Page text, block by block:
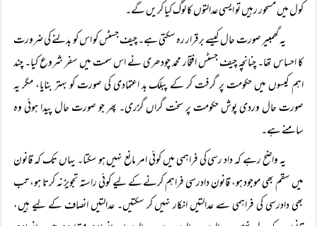
کول میں مسحور رہیں تو ایسی عدالتوں کا لوگ کیا کریں گے۔
یہ گھمبیر صورت حال کیسے برقرار رہ سکتی ہے۔ چیف جسٹس کو اس کو بدلنے کی ضرورت
کا احساس تھا۔ چنانچہ چیف جسٹس افتخار محمد چودھری نے اس سمت میں سفر شروع کیا۔ چند
اہم کیسوں میں حکومت پر گرفت کر کے پبلک بد اعتمادی کی صورت کو بہتر بنایا، مگر یہ
صورت حال وردی پوش حکومت پر سخت گراں گزری۔ پھر جو صورت حال پیدا ہوئی وہ
سامنے ہے۔
یہ واضح رہے کہ داد رسی کی فراہمی میں کوئی امر مانع نہیں ہو سکتا۔ یہاں تک کہ قانون
میں سقم بھی موجود ہو، قانون دادرسی فراہم کرنے کے لیے کوئی راستہ تجویز نہ کرتا ہو، تب
بھی دادرسی کی فراہمی سے عدالتیں انکار نہیں کر سکتیں۔ عدالتیں انصاف کے لیے ہیں،